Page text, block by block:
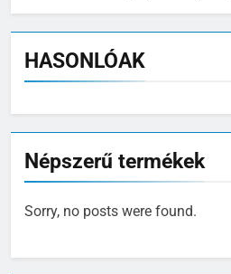
HASONLÓAK
Népszerű termékek
Sorry, no posts were found.